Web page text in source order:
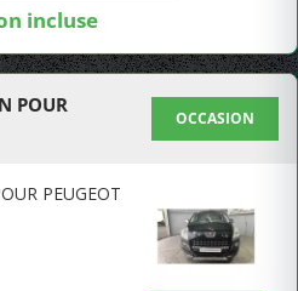
incluse
POUR
OCCASION
PEUGEOT